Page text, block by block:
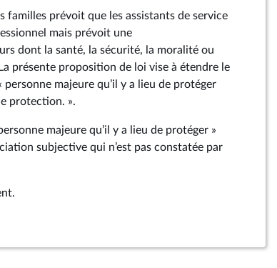
familles prévoit que les assistants de service
mais prévoit une
dont la santé, la sécurité, la moralité ou
présente proposition de loi vise à étendre le
majeure qu’il y a lieu de protéger
protection. ».
majeure qu’il y a lieu de protéger »
subjective qui n’est pas constatée par